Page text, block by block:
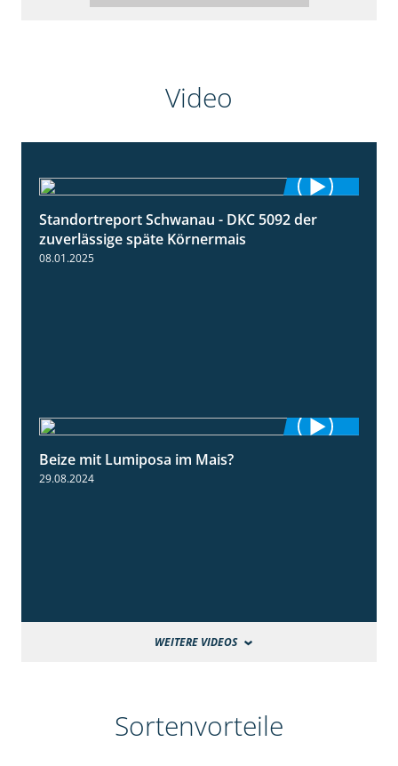
Video
1:18
Standortreport Schwanau - DKC 5092 der
zuverlässige späte Körnermais
08.01.2025
Beize mit Lumiposa im Mais?
29.08.2024
WEITERE VIDEOS
Sortenvorteile